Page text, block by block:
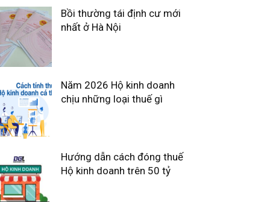
Bồi thường tái định cư mới
nhất ở Hà Nội
Năm 2026 Hộ kinh doanh
chịu những loại thuế gì
Hướng dẫn cách đóng thuế
Hộ kinh doanh trên 50 tỷ